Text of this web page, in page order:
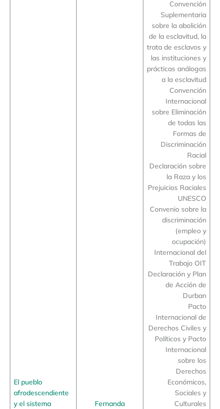
El pueblo
afrodescendiente
y el sistema
Fernanda
Convención
Suplementaria
sobre la abolición
de la esclavitud, la
trata de esclavos y
las instituciones y
prácticas análogas
a la esclavitud
Convención
Internacional
sobre Eliminación
de todas las
Formas de
Discriminación
Racial
Declaración sobre
la Raza y los
Prejuicios Raciales
UNESCO
Convenio sobre la
discriminación
(empleo y
ocupación)
Internacional del
Trabajo OIT
Declaración y Plan
de Acción de
Durban
Pacto
Internacional de
Derechos Civiles y
Políticos y Pacto
Internacional
sobre los
Derechos
Económicos,
Sociales y
Culturales